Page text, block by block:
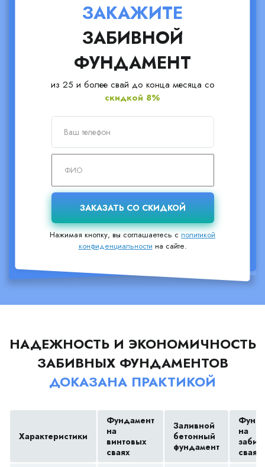
ЗАКАЖИТЕ
ЗАБИВНОЙ
ФУНДАМЕНТ
из 25 и более свай до конца месяца со
скидкой 8%
Нажимая кнопку, вы соглашаетесь сполитикой
конфиденциальности на сайте.
НАДЕЖНОСТЬ И ЭКОНОМИЧНОСТЬ
ЗАБИВНЫХ ФУНДАМЕНТОВ
ДОКАЗАНА ПРАКТИКОЙ
Характеристики
Фундамент
на
винтовых
сваях
Заливной
бетонный
фундамент
на
сваях